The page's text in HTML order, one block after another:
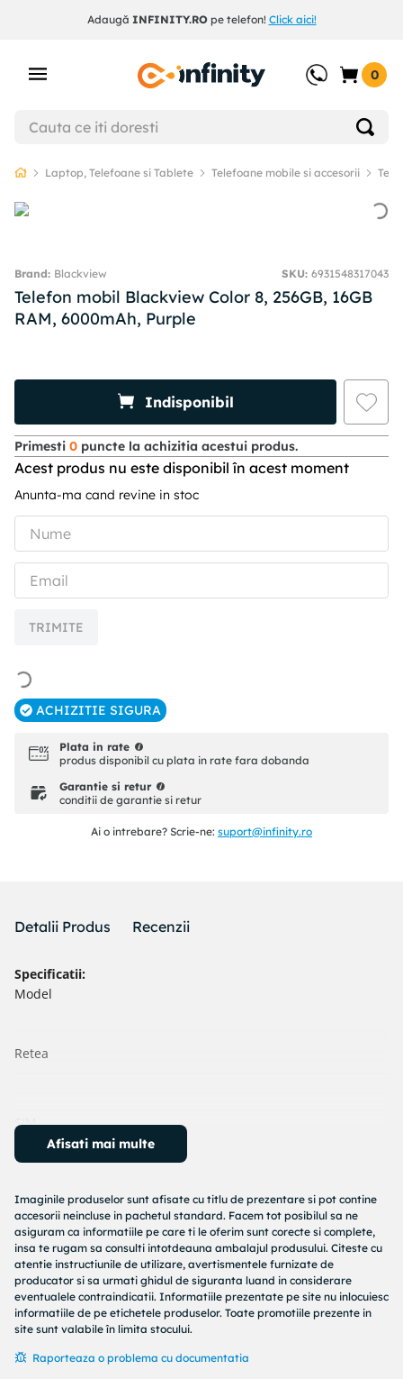
Adaugă INFINITY.ROpe telefon! Click aici!
0
Laptop, Telefoane si Tablete Telefoane mobile si accesorii
Blackview SKU: 6931548317043
Telefon mobil Blackview Color 8, 256GB, 16GB
RAM, 6000mAh, Purple
Indisponibil
Primesti 0 puncte la achizitia acestui produs.
Acest produs nu este disponibil în acest moment
Anunta-ma cand revine in stoc
TRIMITE
ACHIZITIE SIGURA
Plata in rate
produs disponibil cu plata in rate fara dobanda
Garantie si retur
conditii de garantie si retur
Ai o intrebare? Scrie-ne: suport@infinity.ro
Detalii Produs Recenzii
Specificatii:
Model
Retea
SIM
Deblocat in retea
Sistem de operare
Microprocesor
Memorie interna
Memorie RAM
Display
Diagonala
Tip
Rezolutie
Afisati mai multe
Imaginile produselor sunt afisate cu titlu de prezentare si pot contine
accesorii neincluse in pachetul standard. Facem tot posibilul sa ne
asiguram ca informatiile pe care ti le oferim sunt corecte si complete,
insa te rugam sa consulti intotdeauna ambalajul produsului. Citeste cu
atentie instructiunile de utilizare, avertismentele furnizate de
producator si sa urmati ghidul de siguranta luand in considerare
eventualele contraindicatii. Informatiile prezentate pe site nu inlocuiesc
informatiile de pe etichetele produselor. Toate promotiile prezente in
site sunt valabile în limita stocului.
Raporteaza o problema cu documentatia